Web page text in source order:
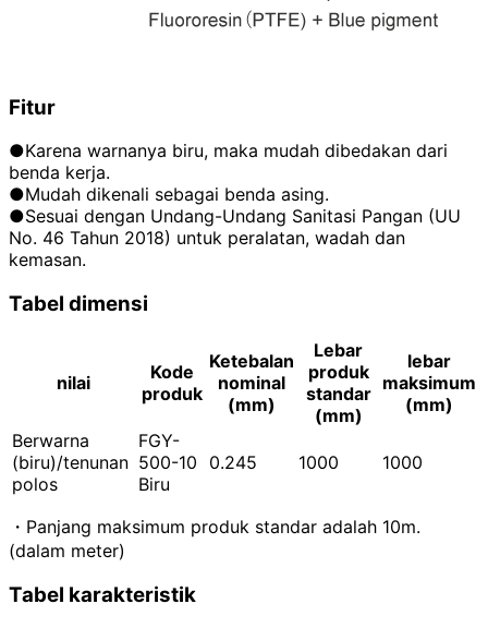
Fitur
●Karena warnanya biru, maka mudah dibedakan dari
benda kerja.
●Mudah dikenali sebagai benda asing.
●Sesuai dengan Undang-Undang Sanitasi Pangan (UU
No. 46 Tahun 2018) untuk peralatan, wadah dan
kemasan.
Tabel dimensi
nilai
Kode
produk
Ketebalan
nominal
(mm)
Lebar
produk
standar
(mm)
lebar
maksimum
(mm)
Berwarna
(biru)/tenunan
polos
FGY-
500-10
Biru
0.245 1000 1000
・Panjang maksimum produk standar adalah 10m.
(dalam meter)
Tabel karakteristik